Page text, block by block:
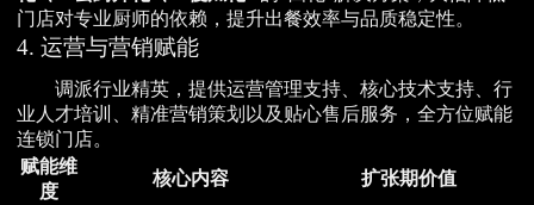
门店对专业厨师的依赖，提升出餐效率与品质稳定性。
4. 运营与营销赋能
调派行业精英，提供运营管理支持、核心技术支持、行
业人才培训、精准营销策划以及贴心售后服务，全方位赋能
连锁门店。
赋能维
度
核心内容
扩张期价值